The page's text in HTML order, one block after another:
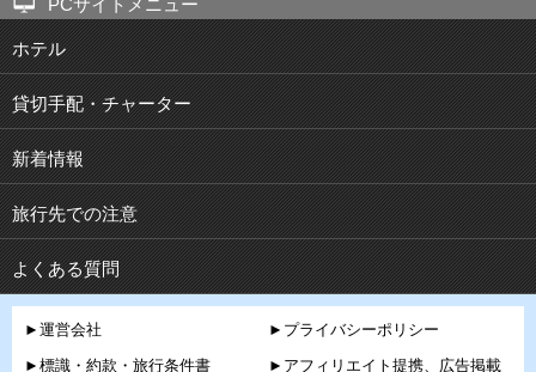
PCサイトメニュー
ホテル
貸切手配・チャーター
新着情報
旅行先での注意
よくある質問
►運営会社
►標識・約款・旅行条件書
►プライバシーポリシー
►アフィリエイト提携、広告掲載